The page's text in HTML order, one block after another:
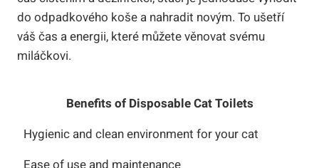
do odpadkového koše a nahradit novým. To ušetří
váš čas a energii, které můžete věnovat svému
miláčkovi.
Benefits of Disposable Cat Toilets
Hygienic and clean environment for your cat